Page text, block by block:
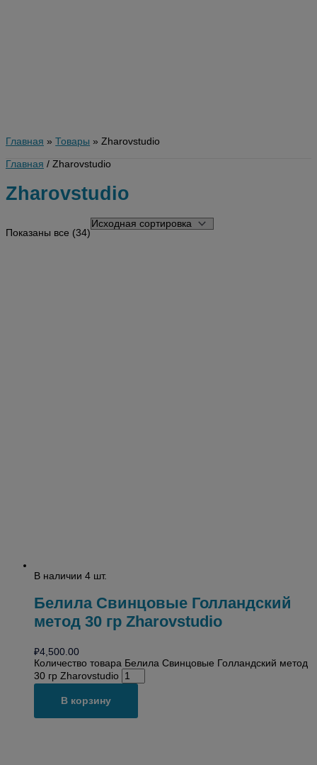
Главная Товары Zharovstudio
Главная / Zharovstudio
Zharovstudio
Показаны все (34)
В наличии 4 шт.
Белила Свинцовые Голландский
метод 30 гр Zharovstudio
₽4,500.00
Количество товара Белила Свинцовые Голландский метод
30 гр Zharovstudio
В корзину